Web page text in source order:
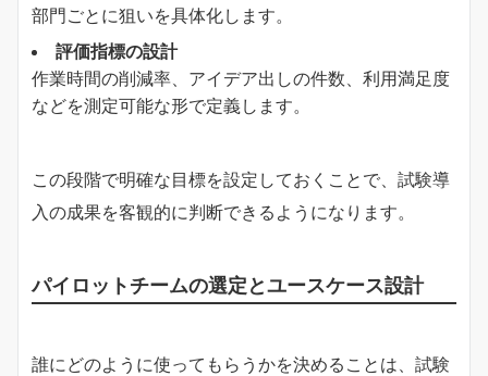
部門ごとに狙いを具体化します。
評価指標の設計
作業時間の削減率、アイデア出しの件数、利用満足度
などを測定可能な形で定義します。
この段階で明確な目標を設定しておくことで、試験導
入の成果を客観的に判断できるようになります。
パイロットチームの選定とユースケース設計
誰にどのように使ってもらうかを決めることは、試験